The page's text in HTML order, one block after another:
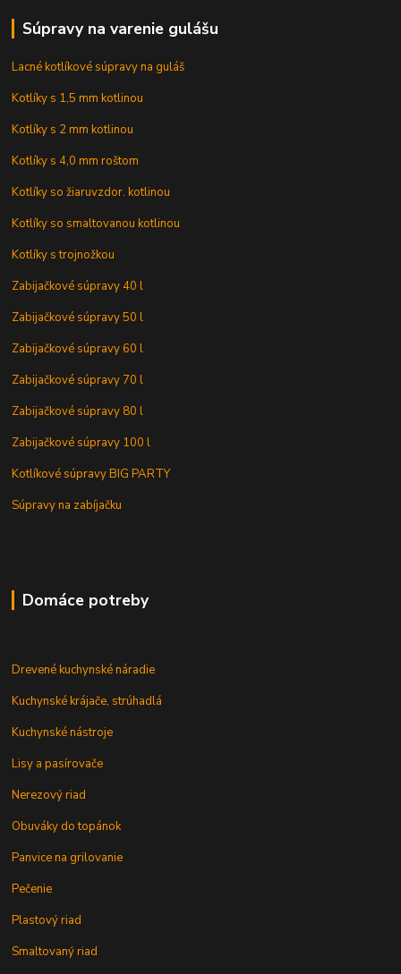
Súpravy na varenie gulášu
Lacné kotlíkové súpravy na guláš
Kotlíky s 1,5 mm kotlinou
Kotlíky s 2 mm kotlinou
Kotlíky s 4,0 mm roštom
Kotlíky so žiaruvzdor. kotlinou
Kotlíky so smaltovanou kotlinou
Kotlíky s trojnožkou
Zabijačkové súpravy 40 l
Zabijačkové súpravy 50 l
Zabijačkové súpravy 60 l
Zabijačkové súpravy 70 l
Zabijačkové súpravy 80 l
Zabijačkové súpravy 100 l
Kotlíkové súpravy BIG PARTY
Súpravy na zabíjačku
Domáce potreby
Drevené kuchynské náradie
Kuchynské krájače, strúhadlá
Kuchynské nástroje
Lisy a pasírovače
Nerezový riad
Obuváky do topánok
Panvice na grilovanie
Pečenie
Plastový riad
Smaltovaný riad